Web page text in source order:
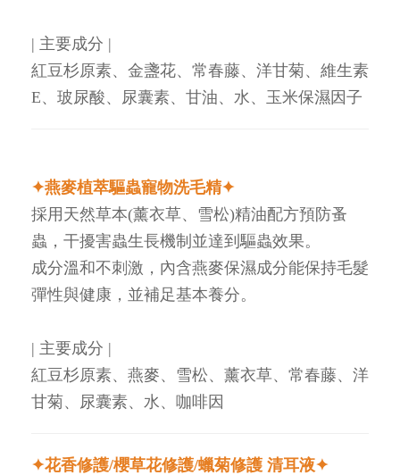
| 主要成分 |
紅豆杉原素、金盞花、常春藤、洋甘菊、維生素
E、玻尿酸、尿囊素、甘油、水、玉米保濕因子
✦燕麥植萃驅蟲寵物洗毛精✦
採用天然草本(薰衣草、雪松)精油配方預防蚤
蟲，干擾害蟲生長機制並達到驅蟲效果。
成分溫和不刺激，內含燕麥保濕成分能保持毛髮
彈性與健康，並補足基本養分。
| 主要成分 |
紅豆杉原素、燕麥、雪松、薰衣草、常春藤、洋
甘菊、尿囊素、水、咖啡因
✦花香修護/櫻草花修護/蠟菊修護 清耳液✦